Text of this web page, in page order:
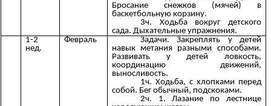
Бросание снежков (мячей) в
баскетбольную корзину.
3ч. Ходьба вокруг детского
сада. Дыхательные упражнения.
1-2
нед.
Февраль
Задачи. Закреплять у детей
навык метания разными способами.
Развивать у детей ловкость,
координацию движений,
выносливость.
1ч. Ходьба, с хлопками перед
собой. Бег обычный, подскоками.
2ч. 1. Лазание по лестнице